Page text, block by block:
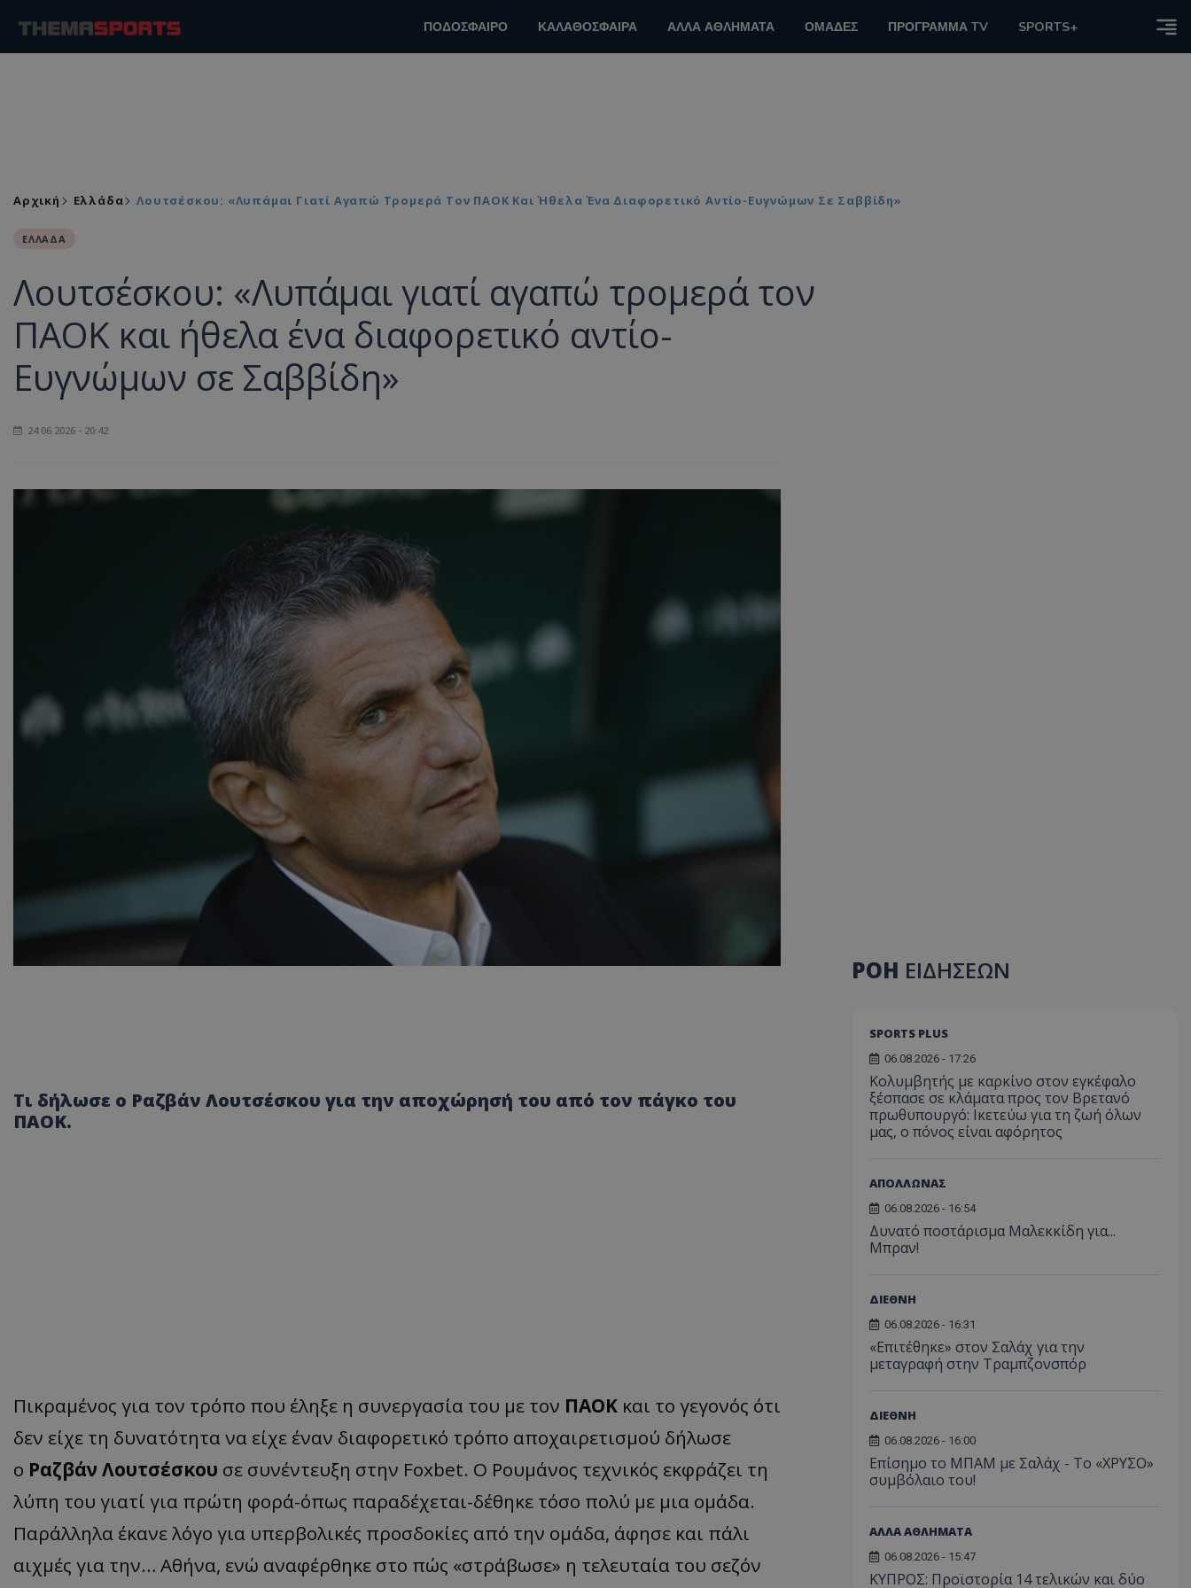
ΠΟΔΟΣΦΑΙΡΟ ΚΑΛΑΘΟΣΦΑΙΡΑ ΑΛΛΑ ΑΘΛΗΜΑΤΑ ΟΜΑΔΕΣ ΠΡΟΓΡΑΜΜΑ TV SPORTS+
Αρχική Ελλάδα Λουτσέσκου: «Λυπάμαι Γιατί Αγαπώ Τρομερά Τον ΠΑΟΚ Και Ήθελα Ένα Διαφορετικό Αντίο-Ευγνώμων Σε Σαββίδη»
ΕΛΛΑΔΑ
Λουτσέσκου: «Λυπάμαι γιατί αγαπώ τρομερά τον
ΠΑΟΚ και ήθελα ένα διαφορετικό αντίο-
Ευγνώμων σε Σαββίδη»
24.06.2026 - 20:42
Τι δήλωσε ο Ραζβάν Λουτσέσκου για την αποχώρησή του από τον πάγκο του
ΠΑΟΚ.
Πικραμένος για τον τρόπο που έληξε η συνεργασία του με τον ΠΑΟΚ και το γεγονός ότι
δεν είχε τη δυνατότητα να είχε έναν διαφορετικό τρόπο αποχαιρετισμού δήλωσε
ο Ραζβάν Λουτσέσκου σε συνέντευξη στην Foxbet. Ο Ρουμάνος τεχνικός εκφράζει τη
λύπη του γιατί για πρώτη φορά-όπως παραδέχεται-δέθηκε τόσο πολύ με μια ομάδα.
Παράλληλα έκανε λόγο για υπερβολικές προσδοκίες από την ομάδα, άφησε και πάλι
αιχμές για την… Αθήνα, ενώ αναφέρθηκε στο πώς «στράβωσε» η τελευταία του σεζόν
ΡΟΗ ΕΙΔΗΣΕΩΝ
SPORTS PLUS
06.08.2026 - 17:26
Κολυμβητής με καρκίνο στον εγκέφαλο
ξέσπασε σε κλάματα προς τον Βρετανό
πρωθυπουργό: Ικετεύω για τη ζωή όλων
μας, ο πόνος είναι αφόρητος
ΑΠΟΛΛΩΝΑΣ
06.08.2026 - 16:54
Δυνατό ποστάρισμα Μαλεκκίδη για...
Μπραν!
ΔΙΕΘΝΗ
06.08.2026 - 16:31
«Επιτέθηκε» στον Σαλάχ για την
μεταγραφή στην Τραμπζονσπόρ
ΔΙΕΘΝΗ
06.08.2026 - 16:00
Επίσημο το ΜΠΑΜ με Σαλάχ - Το «ΧΡΥΣΟ»
συμβόλαιο του!
ΑΛΛΑ ΑΘΛΗΜΑΤΑ
06.08.2026 - 15:47
ΚΥΠΡΟΣ: Προϊστορία 14 τελικών και δύο